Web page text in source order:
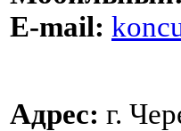
E-mail:
Адрес: г.